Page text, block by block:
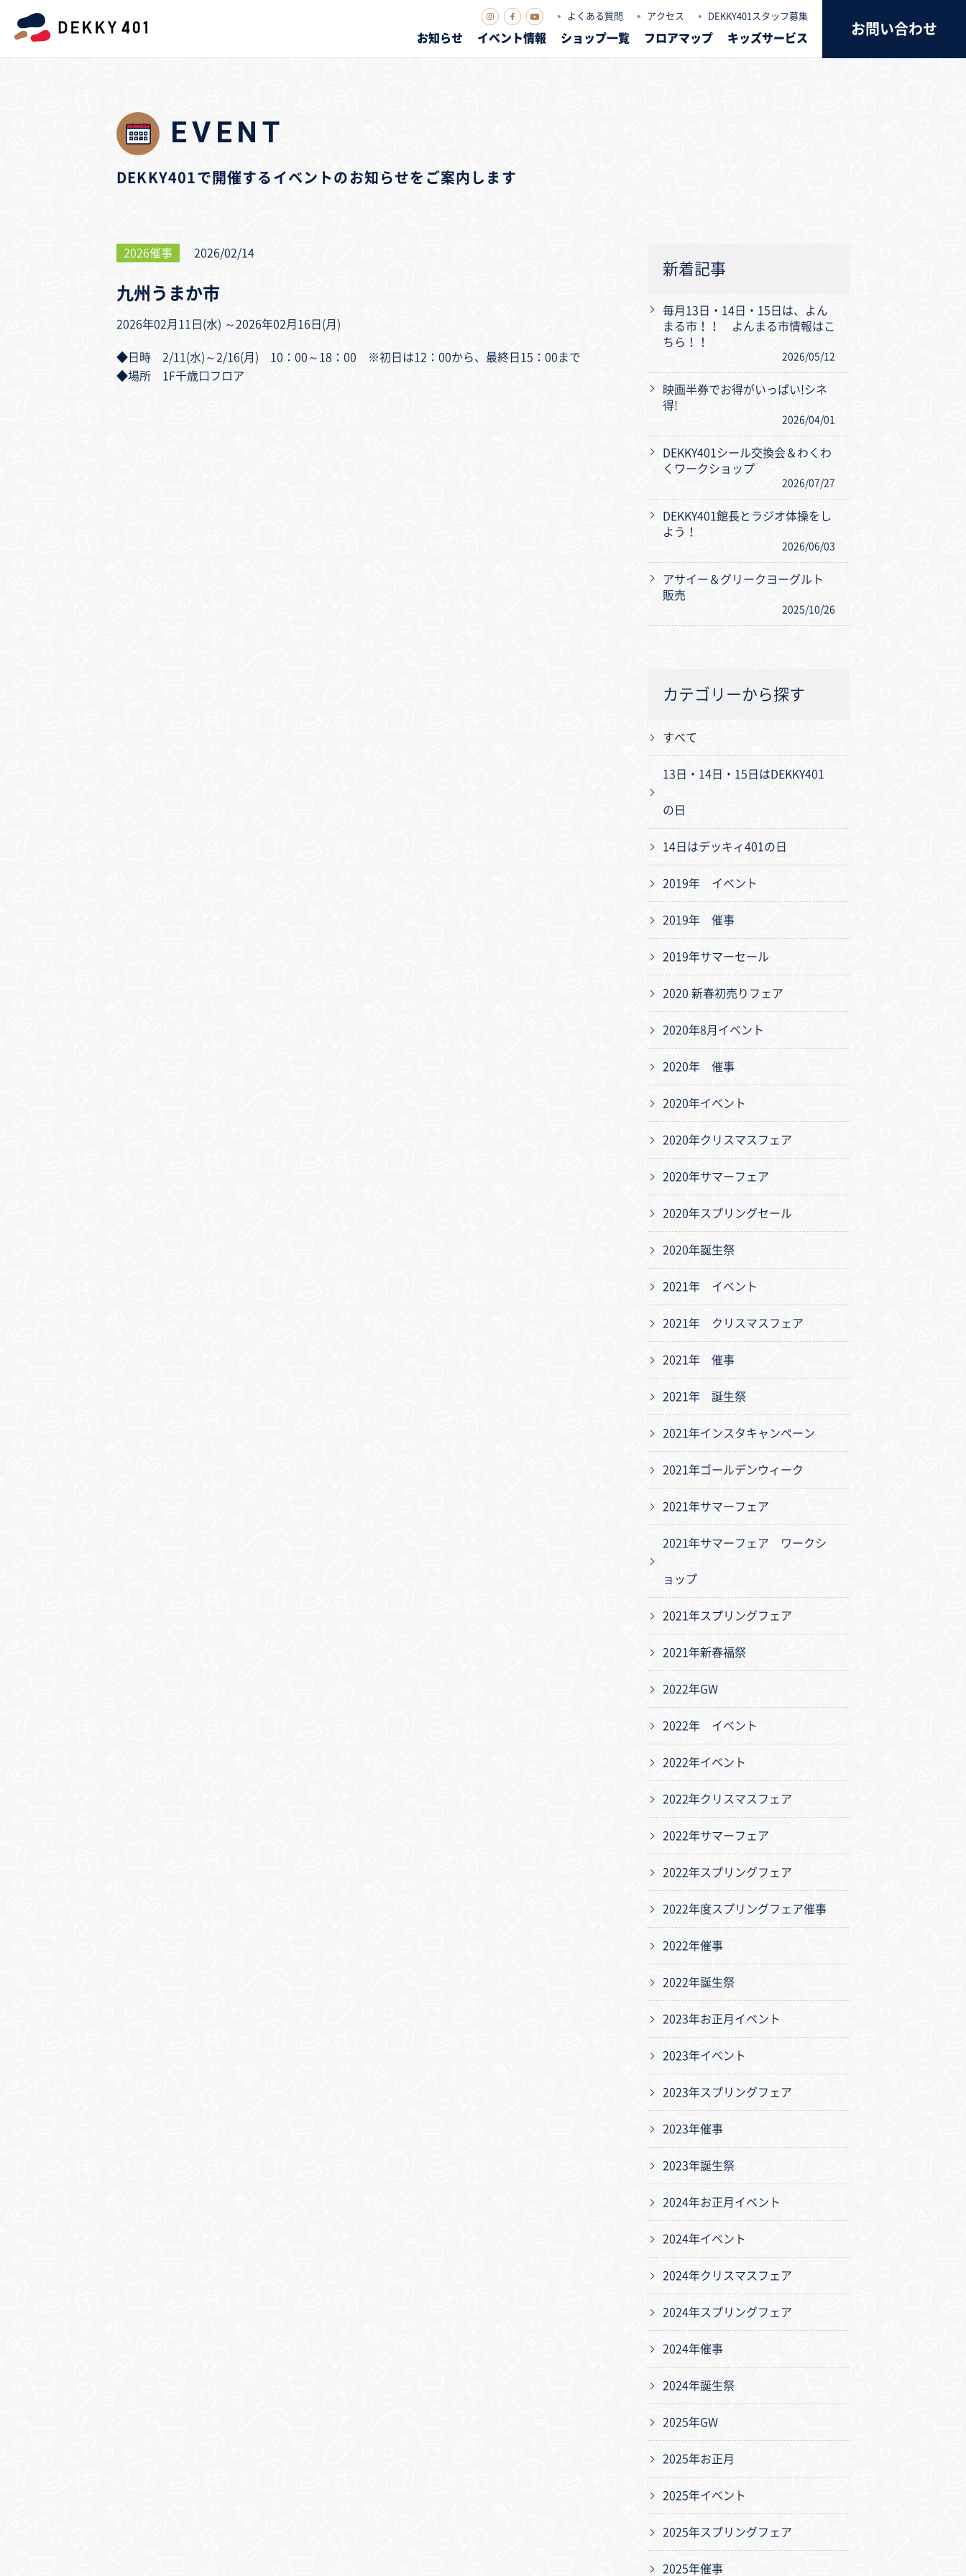
よくある質問 アクセス DEKKY401スタッフ募集
お知らせ イベント情報 ショップ一覧 フロアマップ キッズサービス
お問い合わせ
EVENT
DEKKY401で開催するイベントのお知らせをご案内します
2026催事 2026/02/14
九州うまか市
2026年02月11日(水) ～2026年02月16日(月)
◆日時 2/11(水)～2/16(月) 10：00～18：00 ※初日は12：00から、最終日15：00まで
◆場所 1F千歳口フロア
新着記事
毎月13日・14日・15日は、よん
まる市！！ よんまる市情報はこ
ちら！！
2026/05/12
映画半券でお得がいっぱい!シネ
得!
2026/04/01
DEKKY401シール交換会＆わくわ
くワークショップ
2026/07/27
DEKKY401館長とラジオ体操をし
よう！
2026/06/03
アサイー＆グリークヨーグルト
販売
2025/10/26
カテゴリーから探す
すべて
13日・14日・15日はDEKKY401
の日
14日はデッキィ401の日
2019年 イベント
2019年 催事
2019年サマーセール
2020 新春初売りフェア
2020年8月イベント
2020年 催事
2020年イベント
2020年クリスマスフェア
2020年サマーフェア
2020年スプリングセール
2020年誕生祭
2021年 イベント
2021年 クリスマスフェア
2021年 催事
2021年 誕生祭
2021年インスタキャンペーン
2021年ゴールデンウィーク
2021年サマーフェア
2021年サマーフェア ワークシ
ョップ
2021年スプリングフェア
2021年新春福祭
2022年GW
2022年 イベント
2022年イベント
2022年クリスマスフェア
2022年サマーフェア
2022年スプリングフェア
2022年度スプリングフェア催事
2022年催事
2022年誕生祭
2023年お正月イベント
2023年イベント
2023年スプリングフェア
2023年催事
2023年誕生祭
2024年お正月イベント
2024年イベント
2024年クリスマスフェア
2024年スプリングフェア
2024年催事
2024年誕生祭
2025年GW
2025年お正月
2025年イベント
2025年スプリングフェア
2025年催事